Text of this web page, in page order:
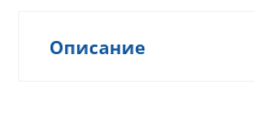
Описание